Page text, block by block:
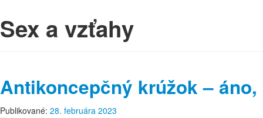
Sex a vzťahy
Antikoncepčný krúžok –
Publikované: 28. februára 2023